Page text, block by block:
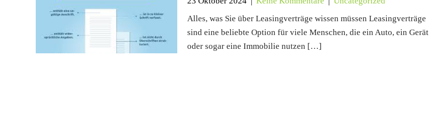
Alles, was Sie über Leasingverträge wissen müssen Leasingverträge
sind eine beliebte Option für viele Menschen, die ein Auto, ein Gerät
oder sogar eine Immobilie nutzen […]